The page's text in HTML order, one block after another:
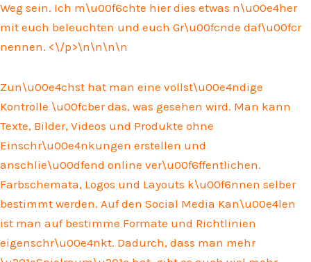
Weg sein. Ich m\u00f6chte hier dies etwas n\u00e4her
mit euch beleuchten und euch Gr\u00fcnde daf\u00fcr
nennen. <\/p>\n\n\n\n
Zun\u00e4chst hat man eine vollst\u00e4ndige
Kontrolle \u00fcber das, was gesehen wird. Man kann
Texte, Bilder, Videos und Produkte ohne
Einschr\u00e4nkungen erstellen und
anschlie\u00dfend online ver\u00f6ffentlichen.
Farbschemata, Logos und Layouts k\u00f6nnen selber
bestimmt werden. Auf den Social Media Kan\u00e4len
ist man auf bestimme Formate und Richtlinien
eigenschr\u00e4nkt. Dadurch, dass man mehr